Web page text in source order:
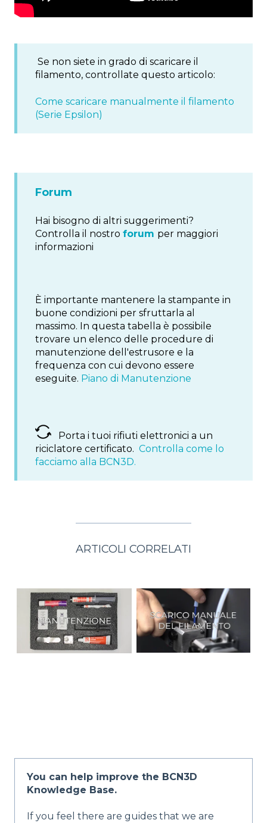
Se non siete in grado di scaricare il
filamento, controllate questo articolo:
Come scaricare manualmente il filamento
(Serie Epsilon)
Forum
Hai bisogno di altri suggerimenti?
Controlla il nostro forum per maggiori
informazioni
È importante mantenere la stampante in
buone condizioni per sfruttarla al
massimo. In questa tabella è possibile
trovare un elenco delle procedure di
manutenzione dell'estrusore e la
frequenza con cui devono essere
eseguite. Piano di Manutenzione
Porta i tuoi rifiuti elettronici a un
riciclatore certificato. Controlla come lo
facciamo alla BCN3D.
ARTICOLI CORRELATI
You can help improve the BCN3D
Knowledge Base.
If you feel there are guides that we are